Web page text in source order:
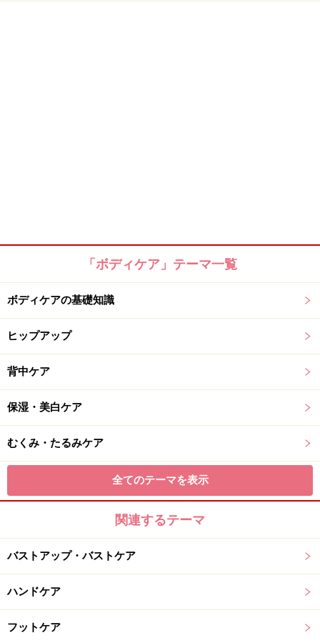
「ボディケア」テーマ一覧
ボディケアの基礎知識
ヒップアップ
背中ケア
保湿・美白ケア
むくみ・たるみケア
全てのテーマを表示
関連するテーマ
バストアップ・バストケア
ハンドケア
フットケア